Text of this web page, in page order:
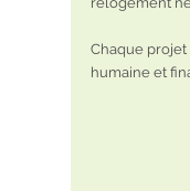
Chaque projet
humaine et